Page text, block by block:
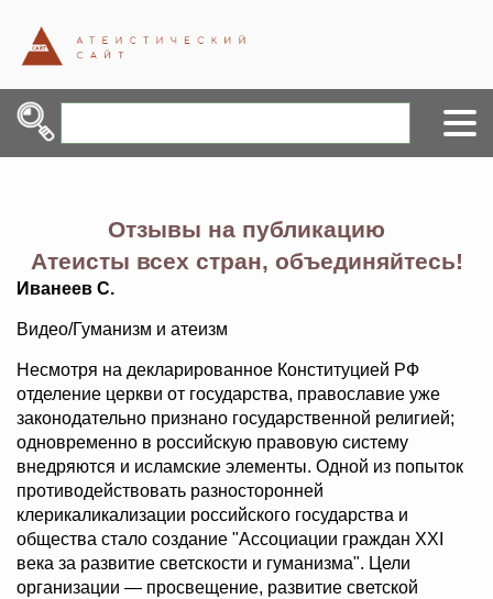
Отзывы на публикацию
Атеисты всех стран, объединяйтесь!
Иванеев С.
Видео/Гуманизм и атеизм
Несмотря на декларированное Конституцией РФ
отделение церкви от государства, православие уже
законодательно признано государственной религией;
одновременно в российскую правовую систему
внедряются и исламские элементы. Одной из попыток
противодействовать разносторонней
клерикаликализации российского государства и
общества стало создание "Ассоциации граждан XXI
века за развитие светскости и гуманизма". Цели
организации — просвещение, развитие светской